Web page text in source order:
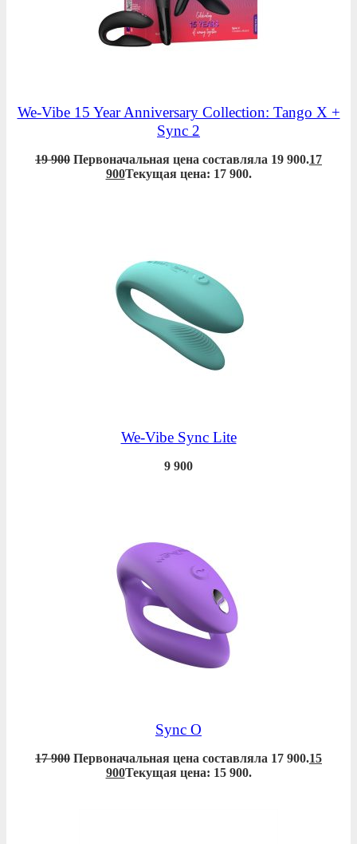
We-Vibe 15 Year Anniversary Collection: Tango X +
Sync 2
19 900 Первоначальная цена составляла 19 900.17
900Текущая цена: 17 900.
We-Vibe Sync Lite
9 900
Sync O
17 900 Первоначальная цена составляла 17 900.15
900Текущая цена: 15 900.